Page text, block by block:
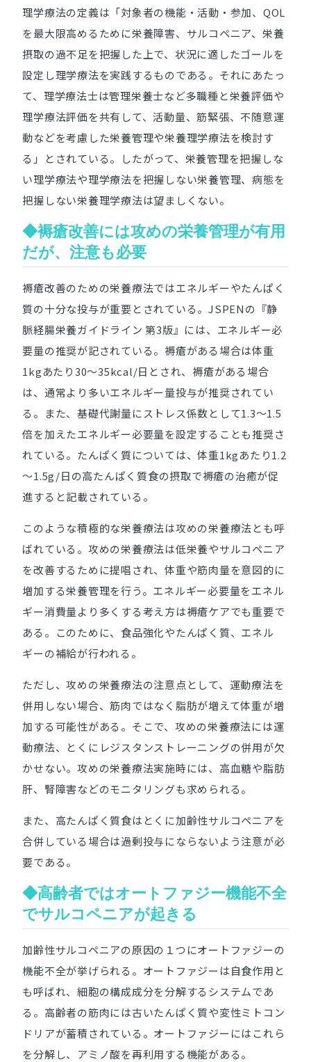
理学療法の定義は「対象者の機能・活動・参加、QOL
を最大限高めるために栄養障害、サルコペニア、栄養
摂取の過不足を把握した上で、状況に適したゴールを
設定し理学療法を実践するものである。それにあたっ
て、理学療法士は管理栄養士など多職種と栄養評価や
理学療法評価を共有して、活動量、筋緊張、不随意運
動などを考慮した栄養管理や栄養理学療法を検討す
る」とされている。したがって、栄養管理を把握しな
い理学療法や理学療法を把握しない栄養管理、病態を
把握しない栄養理学療法は望ましくない。
◆褥瘡改善には攻めの栄養管理が有用
だが、注意も必要
褥瘡改善のための栄養療法ではエネルギーやたんぱく
質の十分な投与が重要とされている。JSPENの『静
脈経腸栄養ガイドライン 第3版』には、エネルギー必
要量の推奨が記されている。褥瘡がある場合は体重
1kgあたり30～35kcal/日とされ、褥瘡がある場合
は、通常より多いエネルギー量投与が推奨されてい
る。また、基礎代謝量にストレス係数として1.3～1.5
倍を加えたエネルギー必要量を設定することも推奨さ
れている。たんぱく質については、体重1kgあたり1.2
～1.5g/日の高たんぱく質食の摂取で褥瘡の治癒が促
進すると記載されている。
このような積極的な栄養療法は攻めの栄養療法とも呼
ばれている。攻めの栄養療法は低栄養やサルコペニア
を改善するために提唱され、体重や筋肉量を意図的に
増加する栄養管理を行う。エネルギー必要量をエネル
ギー消費量より多くする考え方は褥瘡ケアでも重要で
ある。このために、食品強化やたんぱく質、エネル
ギーの補給が行われる。
ただし、攻めの栄養療法の注意点として、運動療法を
併用しない場合、筋肉ではなく脂肪が増えて体重が増
加する可能性がある。そこで、攻めの栄養療法には運
動療法、とくにレジスタンストレーニングの併用が欠
かせない。攻めの栄養療法実施時には、高血糖や脂肪
肝、腎障害などのモニタリングも求められる。
また、高たんぱく質食はとくに加齢性サルコペニアを
合併している場合は過剰投与にならないよう注意が必
要である。
◆高齢者ではオートファジー機能不全
でサルコペニアが起きる
加齢性サルコペニアの原因の１つにオートファジーの
機能不全が挙げられる。オートファジーは自食作用と
も呼ばれ、細胞の構成成分を分解するシステムであ
る。高齢者の筋肉には古いたんぱく質や変性ミトコン
ドリアが蓄積されている。オートファジーにはこれら
を分解し、アミノ酸を再利用する機能がある。